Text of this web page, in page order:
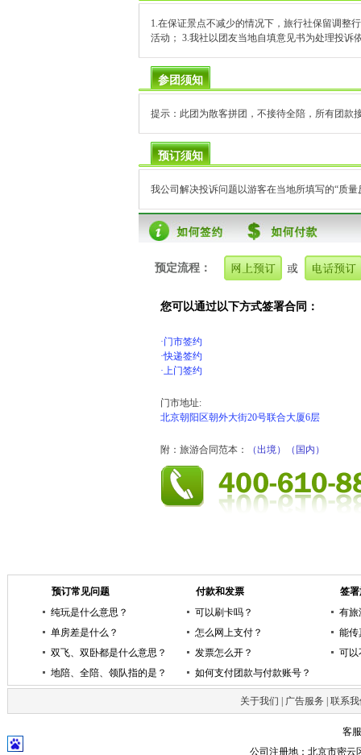
1.在保证景点不减少的情况下，旅行社保留调整
活动； 3.我社以团友当地自填意见书为处理投诉
参团须知
提示：此团为散客拼团，不接待全陪，所有团款
预订须知
我公司解决投诉问题以游客在当地所填写的“质
预定流程：
您可以通过以下方式签署合同：
·门市签约
·快递签约
·上门签约
门市地址:
北京朝阳区朝外大街20号联合大厦6层
附：旅游合同范本： （出境） （国内）